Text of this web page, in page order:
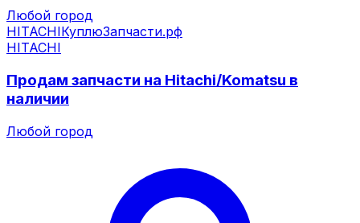
Любой город
HITACHIКуплюЗапчасти.рф
HITACHI
Продам запчасти на Hitachi/Komatsu в
наличии
Любой город